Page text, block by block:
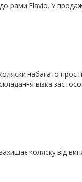
рами Flavio. У
набагато
візка
коляску від